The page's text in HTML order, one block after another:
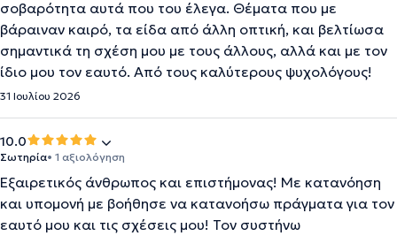
σοβαρότητα αυτά που του έλεγα. Θέματα που με
βάραιναν καιρό, τα είδα από άλλη οπτική, και βελτίωσα
σημαντικά τη σχέση μου με τους άλλους, αλλά και με τον
ίδιο μου τον εαυτό. Από τους καλύτερους ψυχολόγους!
31 Ιουλίου 2026
10.0
Σωτηρία• 1 αξιολόγηση
Εξαιρετικός άνθρωπος και επιστήμονας! Με κατανόηση
και υπομονή με βοήθησε να κατανοήσω πράγματα για τον
εαυτό μου και τις σχέσεις μου! Τον συστήνω